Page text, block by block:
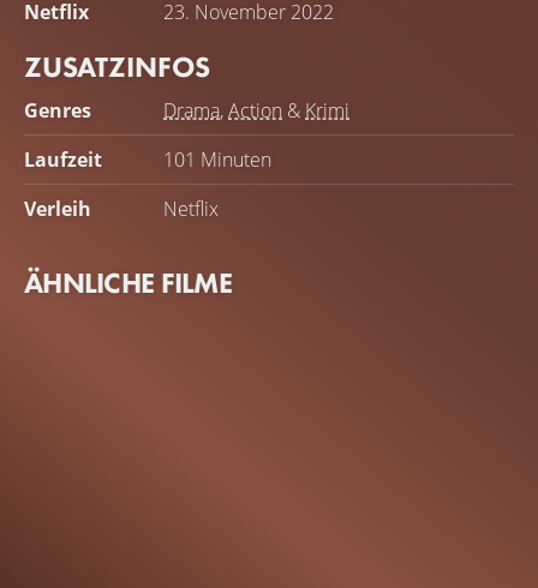
Netflix 23. November 2022
ZUSATZINFOS
Genres Drama,Action & Krimi
Laufzeit
101 Minuten
Verleih
Netflix
ÄHNLICHE FILME